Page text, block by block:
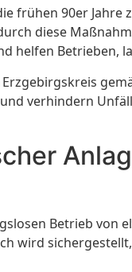
frühen 90er
diese
helfen Betrieben,
verhindern
Betrieb
wird